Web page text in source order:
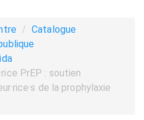
Catalogue
PrEP : soutien
de la prophylaxie